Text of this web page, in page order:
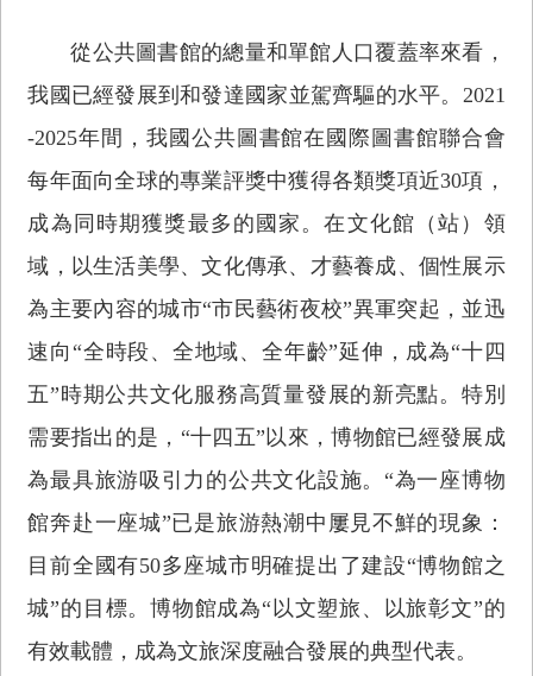
從公共圖書館的總量和單館人口覆蓋率來看，
我國已經發展到和發達國家並駕齊驅的水平。2021
-2025年間，我國公共圖書館在國際圖書館聯合會
每年面向全球的專業評獎中獲得各類獎項近30項，
成為同時期獲獎最多的國家。在文化館（站）領
域，以生活美學、文化傳承、才藝養成、個性展示
為主要內容的城市“市民藝術夜校”異軍突起，並迅
速向“全時段、全地域、全年齡”延伸，成為“十四
五”時期公共文化服務高質量發展的新亮點。特別
需要指出的是，“十四五”以來，博物館已經發展成
為最具旅游吸引力的公共文化設施。“為一座博物
館奔赴一座城”已是旅游熱潮中屢見不鮮的現象：
目前全國有50多座城市明確提出了建設“博物館之
城”的目標。博物館成為“以文塑旅、以旅彰文”的
有效載體，成為文旅深度融合發展的典型代表。